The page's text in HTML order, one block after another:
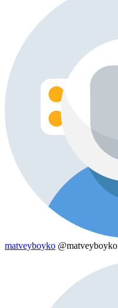
matveyboyko @matveyboyko